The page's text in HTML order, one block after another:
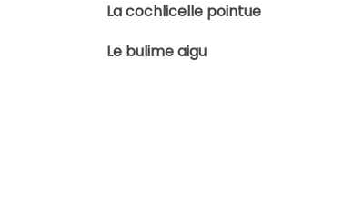
La cochlicelle pointue
Le bulime aigu